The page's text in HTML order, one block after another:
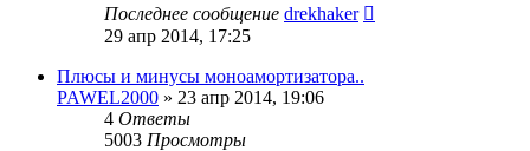
Последнее сообщение drekhaker
29 апр 2014, 17:25
Плюсы и минусы моноамортизатора..
PAWEL2000 » 23 апр 2014, 19:06
4 Ответы
5003 Просмотры